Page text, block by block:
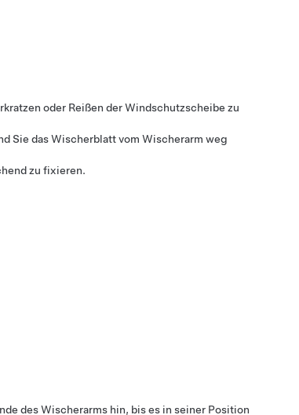
oder Reißen der Windschutzscheibe zu
Sie das Wischerblatt vom Wischerarm weg
zu fixieren.
des Wischerarms hin, bis es in seiner Position